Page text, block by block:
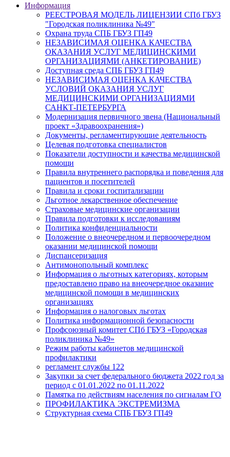
Информация
РЕЕСТРОВАЯ МОДЕЛЬ ЛИЦЕНЗИИ СПб ГБУЗ
"Городская поликлиника №49"
Охрана труда СПБ ГБУЗ ГП49
НЕЗАВИСИМАЯ ОЦЕНКА КАЧЕСТВА
ОКАЗАНИЯ УСЛУГ МЕДИЦИНСКИМИ
ОРГАНИЗАЦИЯМИ (АНКЕТИРОВАНИЕ)
Доступная среда СПБ ГБУЗ ГП49
НЕЗАВИСИМАЯ ОЦЕНКА КАЧЕСТВА
УСЛОВИЙ ОКАЗАНИЯ УСЛУГ
МЕДИЦИНСКИМИ ОРГАНИЗАЦИЯМИ
САНКТ-ПЕТЕРБУРГА
Модернизация первичного звена (Национальный
проект «Здравоохранения»)
Документы, регламентирующие деятельность
Целевая подготовка специалистов
Показатели доступности и качества медицинской
помощи
Правила внутреннего распорядка и поведения для
пациентов и посетителей
Правила и сроки госпитализации
Льготное лекарственное обеспечение
Страховые медицинские организации
Правила подготовки к исследованиям
Политика конфиденциальности
Положение о внеочередном и первоочередном
оказании медицинской помощи
Диспансеризация
Антимонопольный комплекс
Информация о льготных категориях, которым
предоставлено право на внеочередное оказание
медицинской помощи в медицинских
организациях
Информация о налоговых льготах
Политика информационной безопасности
Профсоюзный комитет СПб ГБУЗ «Городская
поликлиника №49»
Режим работы кабинетов медицинской
профилактики
регламент службы 122
Закупки за счет федерального бюджета 2022 год за
период с 01.01.2022 по 01.11.2022
Памятка по действиям населения по сигналам ГО
ПРОФИЛАКТИКА ЭКСТРЕМИЗМА
Структурная схема СПБ ГБУЗ ГП49